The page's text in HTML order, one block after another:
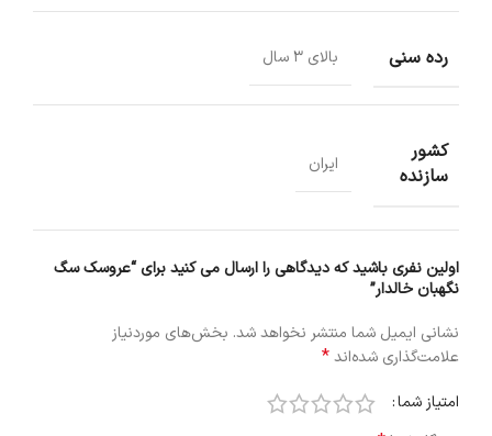
رده سنی بالای 3 سال
کشور
سازنده
ایران
اولین نفری باشید که دیدگاهی را ارسال می کنید برای “عروسک سگ
نگهبان خالدار”
نشانی ایمیل شما منتشر نخواهد شد. بخش‌های موردنیاز
علامت‌گذاری شده‌اند*
امتیاز شما